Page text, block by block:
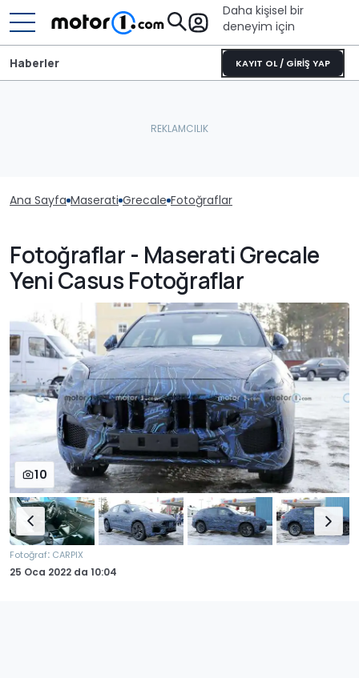
Daha kişisel bir
deneyim için
KAYIT OL / GİRİŞ YAP
Haberler
Ana Sayfa Maserati Grecale Fotoğraflar
Fotoğraflar - Maserati Grecale
Yeni Casus Fotoğraflar
10
Fotoğraf: CARPIX
25 Oca 2022 da 10:04